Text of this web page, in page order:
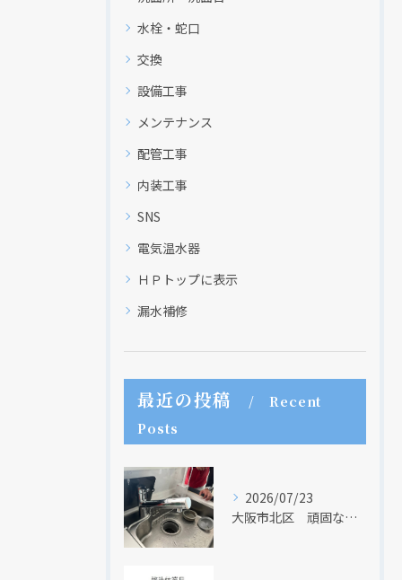
水栓・蛇口
交換
設備工事
メンテナンス
配管工事
内装工事
SNS
電気温水器
ＨＰトップに表示
漏水補修
最近の投稿
Recent
Posts
2026/07/23
大阪市北区 頑固な水アカはなかなか取れない・・・